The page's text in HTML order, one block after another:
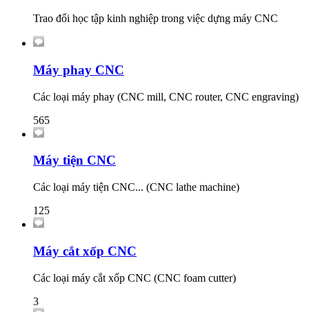
Trao đổi học tập kinh nghiệp trong việc dựng máy CNC
Máy phay CNC
Các loại máy phay (CNC mill, CNC router, CNC engraving)
565
Máy tiện CNC
Các loại máy tiện CNC... (CNC lathe machine)
125
Máy cắt xốp CNC
Các loại máy cắt xốp CNC (CNC foam cutter)
3